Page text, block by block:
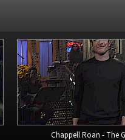
Chappell Roan - The